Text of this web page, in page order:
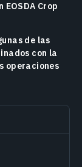
Crop
de las
con la
operaciones